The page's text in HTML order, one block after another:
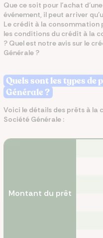
Que ce soit pour l’achat
événement, il peut arriver
Le crédit à la consommation
les conditions du crédit à la
? Quel est notre avis sur le
Générale ?
Quels sont les types de
Générale ?
Voici le détails des prêts à la
Société Générale :
Montant du prêt